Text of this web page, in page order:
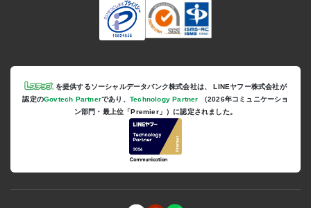
を提供するソーシャルデータバンク株式会社は、
LINEヤフー株式会社が
認定のGovtech Partnerであり、 Technology Partner （2026年コミュニケーショ
ン部門・最上位「Premier」）に認定されました。